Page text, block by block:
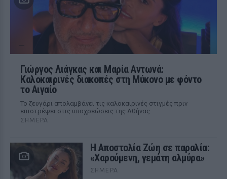
Γιώργος Λιάγκας και Μαρία Αντωνά:
Καλοκαιρινές διακοπές στη Μύκονο με φόντο
το Αιγαίο
Το ζευγάρι απολαμβάνει τις καλοκαιρινές στιγμές πριν
επιστρέψει στις υποχρεώσεις της Αθήνας
ΣΉΜΕΡΑ
Η Αποστολία Ζώη σε παραλία:
«Χαρούμενη, γεμάτη αλμύρα»
ΣΉΜΕΡΑ